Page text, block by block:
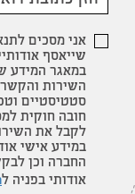
אני מסכים
שייאסף
במאגר המידע
השירות והקשר
סטטיסטיים
חובה חוקית
לקבל את
במידע אישי
החברה וכן
אודותי בפניה ל